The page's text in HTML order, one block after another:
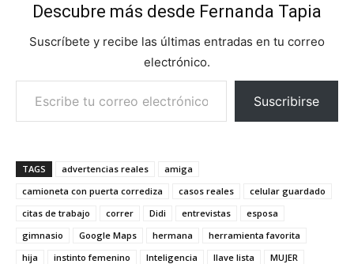
Descubre más desde Fernanda Tapia
Suscríbete y recibe las últimas entradas en tu correo
electrónico.
Escribe tu correo electrónico…
Suscribirse
TAGS advertencias reales
amiga
camioneta con puerta corrediza
casos reales
celular guardado
citas de trabajo
correr Didi entrevistas
esposa
gimnasio
Google Maps hermana
herramienta favorita
hija
instinto femenino Inteligencia llave lista
MUJER